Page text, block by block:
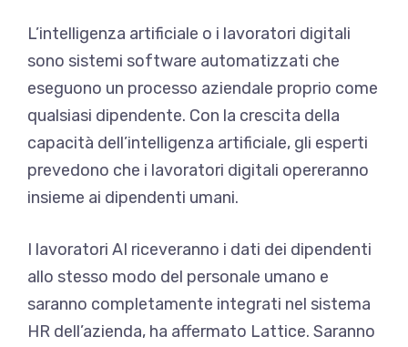
L’intelligenza artificiale o i lavoratori digitali
sono sistemi software automatizzati che
eseguono un processo aziendale proprio come
qualsiasi dipendente. Con la crescita della
capacità dell’intelligenza artificiale, gli esperti
prevedono che i lavoratori digitali opereranno
insieme ai dipendenti umani.
I lavoratori AI riceveranno i dati dei dipendenti
allo stesso modo del personale umano e
saranno completamente integrati nel sistema
HR dell’azienda, ha affermato Lattice. Saranno